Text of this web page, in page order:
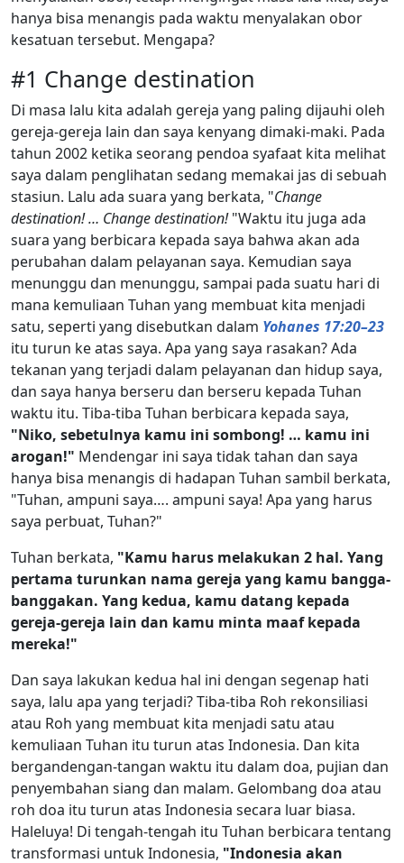
hanya bisa menangis pada waktu menyalakan obor
kesatuan tersebut. Mengapa?
#1 Change destination
Di masa lalu kita adalah gereja yang paling dijauhi oleh
gereja-gereja lain dan saya kenyang dimaki-maki. Pada
tahun 2002 ketika seorang pendoa syafaat kita melihat
saya dalam penglihatan sedang memakai jas di sebuah
stasiun. Lalu ada suara yang berkata, "Change
destination! … Change destination!"Waktu itu juga ada
suara yang berbicara kepada saya bahwa akan ada
perubahan dalam pelayanan saya. Kemudian saya
menunggu dan menunggu, sampai pada suatu hari di
mana kemuliaan Tuhan yang membuat kita menjadi
satu, seperti yang disebutkan dalam Yohanes 17:20–23
itu turun ke atas saya. Apa yang saya rasakan? Ada
tekanan yang terjadi dalam pelayanan dan hidup saya,
dan saya hanya berseru dan berseru kepada Tuhan
waktu itu. Tiba-tiba Tuhan berbicara kepada saya,
"Niko, sebetulnya kamu ini sombong! … kamu ini
arogan!" Mendengar ini saya tidak tahan dan saya
hanya bisa menangis di hadapan Tuhan sambil berkata,
"Tuhan, ampuni saya…. ampuni saya! Apa yang harus
saya perbuat, Tuhan?"
Tuhan berkata, "Kamu harus melakukan 2 hal. Yang
pertama turunkan nama gereja yang kamu bangga-
banggakan. Yang kedua, kamu datang kepada
gereja-gereja lain dan kamu minta maaf kepada
mereka!"
Dan saya lakukan kedua hal ini dengan segenap hati
saya, lalu apa yang terjadi? Tiba-tiba Roh rekonsiliasi
atau Roh yang membuat kita menjadi satu atau
kemuliaan Tuhan itu turun atas Indonesia. Dan kita
bergandengan-tangan waktu itu dalam doa, pujian dan
penyembahan siang dan malam. Gelombang doa atau
roh doa itu turun atas Indonesia secara luar biasa.
Haleluya! Di tengah-tengah itu Tuhan berbicara tentang
transformasi untuk Indonesia, "Indonesia akan